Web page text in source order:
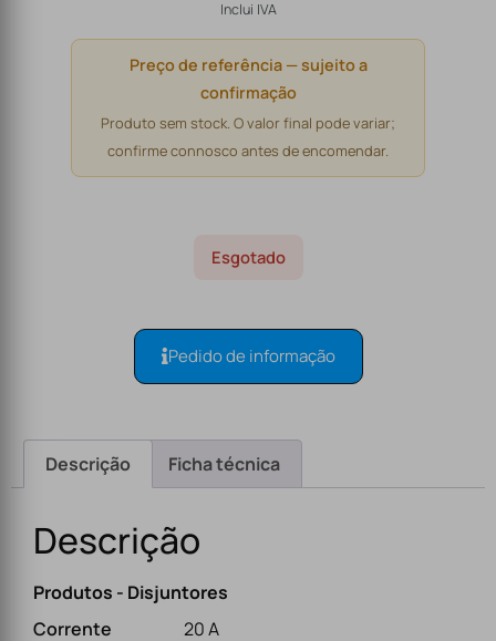
Inclui IVA
Preço de referência — sujeito a
confirmação
Produto sem stock. O valor final pode variar;
confirme connosco antes de encomendar.
Esgotado
Pedido de informação
Descrição Ficha técnica
Descrição
Produtos - Disjuntores
Corrente
20 A